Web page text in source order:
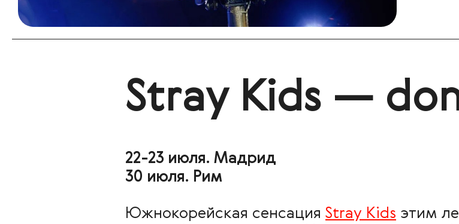
Stray Kids —
22-23 июля. Мадрид
30 июля. Рим
Южнокорейская сенсация Stray Kids этим